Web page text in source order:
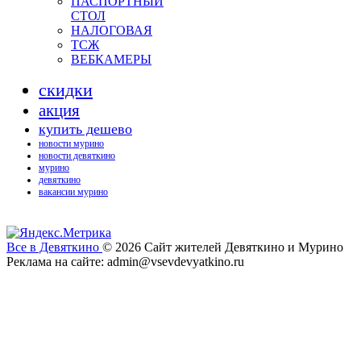
СТОЛ
НАЛОГОВАЯ
ТСЖ
ВЕБКАМЕРЫ
скидки
акция
купить дешево
новости мурино
новости девяткино
мурино
девяткино
вакансии мурино
Все в Девяткино © 2026 Сайт жителей Девяткино и Мурино
Реклама на сайте: admin@vsevdevyatkino.ru